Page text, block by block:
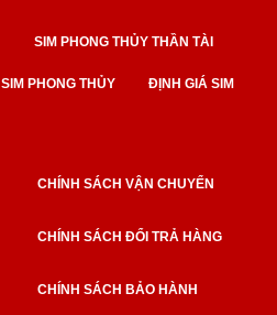
SIM PHONG THỦY THẦN TÀI
SIM PHONG THỦY ĐỊNH GIÁ SIM
CHÍNH SÁCH VẬN CHUYỂN
CHÍNH SÁCH ĐỔI TRẢ HÀNG
CHÍNH SÁCH BẢO HÀNH